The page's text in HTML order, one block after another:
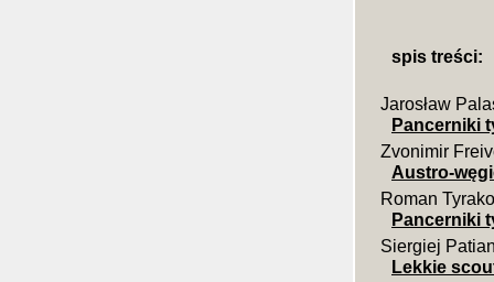
spis treści:
Jarosław
Pancerniki
Zvonimir
Austro-
Roman
Pancerniki
Siergiej
Lekkie